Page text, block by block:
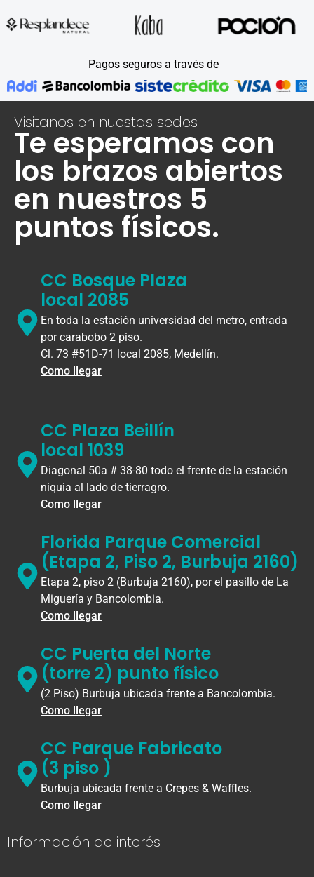
Pagos seguros a través de
Visitanos en nuestas sedes
Te esperamos con
los brazos abiertos
en nuestros 5
puntos físicos.
CC Bosque Plaza
local 2085
En toda la estación universidad del metro, entrada
por carabobo 2 piso.
Cl. 73 #51D-71 local 2085, Medellín.
Como llegar
CC Plaza Beillín
local 1039
Diagonal 50a # 38-80 todo el frente de la estación
niquia al lado de tierragro.
Como llegar
Florida Parque Comercial
(Etapa 2, Piso 2, Burbuja 2160)
Etapa 2, piso 2 (Burbuja 2160), por el pasillo de La
Miguería y Bancolombia.
Como llegar
CC Puerta del Norte
(torre 2) punto físico
(2 Piso) Burbuja ubicada frente a Bancolombia.
Como llegar
CC Parque Fabricato
(3 piso )
Burbuja ubicada frente a Crepes & Waffles.
Como llegar
Información de interés